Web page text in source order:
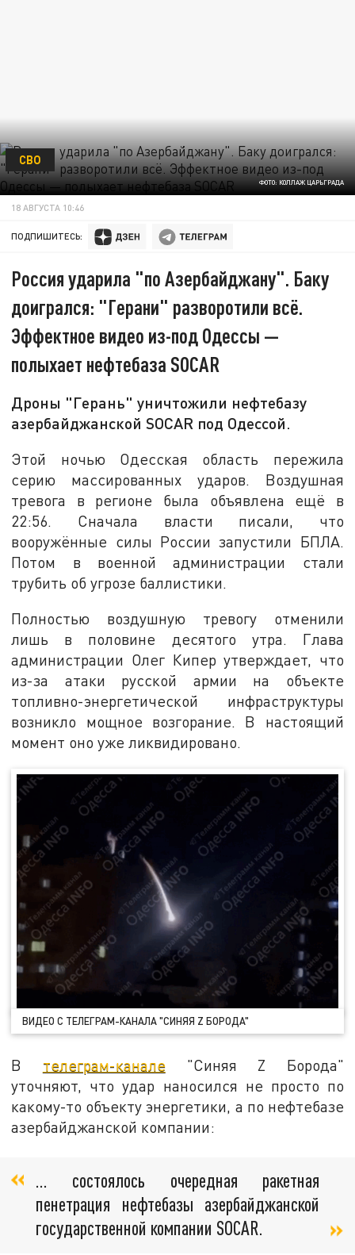
ФОТО: КОЛЛАЖ ЦАРЬГРАДА
СВО
18 АВГУСТА 10:46
ПОДПИШИТЕСЬ:
Россия ударила "по Азербайджану". Баку
доигрался: "Герани" разворотили всё.
Эффектное видео из-под Одессы —
полыхает нефтебаза SOCAR
Дроны "Герань" уничтожили нефтебазу
азербайджанской SOCAR под Одессой.
Этой ночью Одесская область пережила
серию массированных ударов. Воздушная
тревога в регионе была объявлена ещё в
22:56. Сначала власти писали, что
вооружённые силы России запустили БПЛА.
Потом в военной администрации стали
трубить об угрозе баллистики.
Полностью воздушную тревогу отменили
лишь в половине десятого утра. Глава
администрации Олег Кипер утверждает, что
из-за атаки русской армии на объекте
топливно-энергетической инфраструктуры
возникло мощное возгорание. В настоящий
момент оно уже ликвидировано.
ВИДЕО С ТЕЛЕГРАМ-КАНАЛА "СИНЯЯ Z БОРОДА"
В телеграм-канале"Синяя Z Борода"
уточняют, что удар наносился не просто по
какому-то объекту энергетики, а по нефтебазе
азербайджанской компании:
… состоялось очередная ракетная
пенетрация нефтебазы азербайджанской
государственной компании SOCAR.